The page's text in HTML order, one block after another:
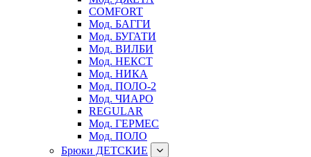
COMFORT
Мод. БАГГИ
Мод. БУГАТИ
Мод. ВИЛБИ
Мод. НЕКСТ
Мод. НИКА
Мод. ПОЛО-2
Мод. ЧИАРО
REGULAR
Мод. ГЕРМЕС
Мод. ПОЛО
Брюки ДЕТСКИЕ